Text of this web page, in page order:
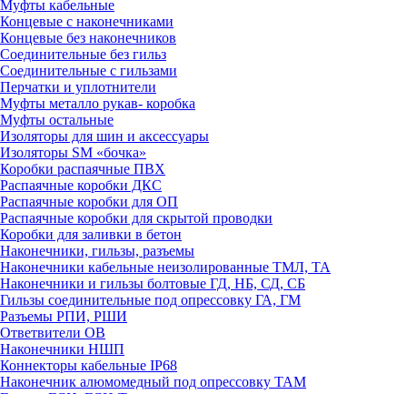
Муфты кабельные
Концевые с наконечниками
Концевые без наконечников
Соединительные без гильз
Соединительные с гильзами
Перчатки и уплотнители
Муфты металло рукав- коробка
Муфты остальные
Изоляторы для шин и аксессуары
Изоляторы SM «бочка»
Коробки распаячные ПВХ
Распаячные коробки ДКС
Распаячные коробки для ОП
Распаячные коробки для скрытой проводки
Коробки для заливки в бетон
Наконечники, гильзы, разъемы
Наконечники кабельные неизолированные ТМЛ, ТА
Наконечники и гильзы болтовые ГД, НБ, СД, СБ
Гильзы соединительные под опрессовку ГА, ГМ
Разъемы РПИ, РШИ
Ответвители ОВ
Наконечники НШП
Коннекторы кабельные IP68
Наконечник алюмомедный под опрессовку ТАМ